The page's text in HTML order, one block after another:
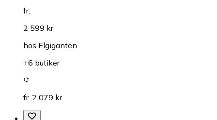
fr.
2 599 kr
hos Elgiganten
+6 butiker
fr. 2 079 kr